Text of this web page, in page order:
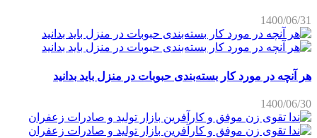
1400/06/31
هر آنچه در مورد کار بسته‌بندی حبوبات در منزل باید بدانید
1400/06/30